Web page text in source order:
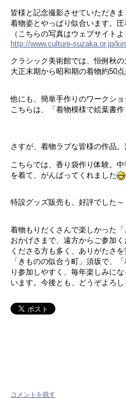
皆様と記念撮影させていただきま
着物姿とやっぱり似合います。圧
（こちらの写真はウェブサイト
http://www.culture-suzaka.or.jp/
クラシック美術館では、恒例秋
大正末期から昭和期の着物約50点
他にも、簡単手作りのワークショ
こちらは、「着物模様で絵葉書作
さすが、着物ラブな皆様の作品
こちらでは、香り袋作り体験。
を着て、がんばってくれました
特設グッズ販売も、好評でした～
着物もりだくさんで楽しかった「
おかげさまで、遠方からご参加
くださる方も多く、ありがたさを
「きものの似合う町」須坂で、
り参加しやすく、毎年楽しみに
います。今後とも、どうぞよろし
コメントを残す